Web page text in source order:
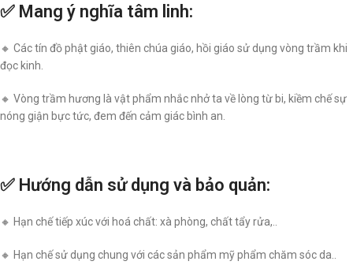
✅ Mang ý nghĩa tâm linh:
🔸 Các tín đồ phật giáo, thiên chúa giáo, hồi giáo sử dụng vòng trầm khi
đọc kinh.
🔸 Vòng trầm hương là vật phẩm nhắc nhở ta về lòng từ bi, kiềm chế sự
nóng giận bực tức, đem đến cảm giác bình an.
✅ Hướng dẫn sử dụng và bảo quản:
🔸 Hạn chế tiếp xúc với hoá chất: xà phòng, chất tẩy rửa,..
🔸 Hạn chế sử dụng chung với các sản phẩm mỹ phẩm chăm sóc da..